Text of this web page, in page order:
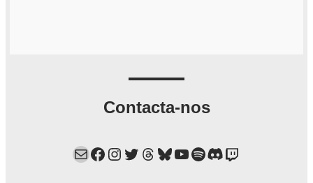
Contacta-nos
Mail Facebook Instagram Twitter Threads Bluesky YouTube Spotify Discord Twitch